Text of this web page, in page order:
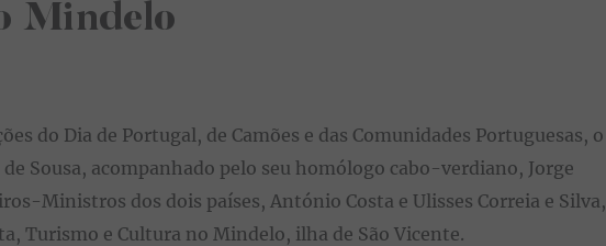
Mindelo
do Dia de Portugal, de Camões e das Comunidades Portuguesas, o
Sousa, acompanhado pelo seu homólogo cabo-verdiano, Jorge
Ministros dos dois países, António Costa e Ulisses Correia e Silva,
Turismo e Cultura no Mindelo, ilha de São Vicente.